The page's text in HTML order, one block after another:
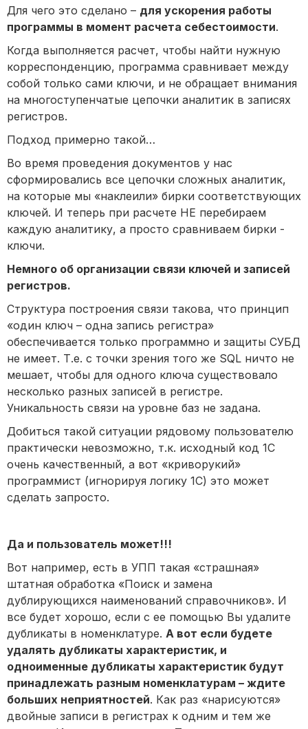
Для чего это сделано – для ускорения работы
программы в момент расчета себестоимости.
Когда выполняется расчет, чтобы найти нужную
корреспонденцию, программа сравнивает между
собой только сами ключи, и не обращает внимания
на многоступенчатые цепочки аналитик в записях
регистров.
Подход примерно такой…
Во время проведения документов у нас
сформировались все цепочки сложных аналитик,
на которые мы «наклеили» бирки соответствующих
ключей. И теперь при расчете НЕ перебираем
каждую аналитику, а просто сравниваем бирки -
ключи.
Немного об организации связи ключей и записей
регистров.
Структура построения связи такова, что принцип
«один ключ – одна запись регистра»
обеспечивается только программно и защиты СУБД
не имеет. Т.е. с точки зрения того же SQL ничто не
мешает, чтобы для одного ключа существовало
несколько разных записей в регистре.
Уникальность связи на уровне баз не задана.
Добиться такой ситуации рядовому пользователю
практически невозможно, т.к. исходный код 1С
очень качественный, а вот «криворукий»
программист (игнорируя логику 1С) это может
сделать запросто.
Да и пользователь может!!!
Вот например, есть в УПП такая «страшная»
штатная обработка «Поиск и замена
дублирующихся наименований справочников». И
все будет хорошо, если с ее помощью Вы удалите
дубликаты в номенклатуре. А вот если будете
удалять дубликаты характеристик, и
одноименные дубликаты характеристик будут
принадлежать разным номенклатурам – ждите
больших неприятностей. Как раз «нарисуются»
двойные записи в регистрах к одним и тем же